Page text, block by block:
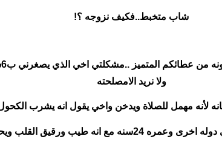
شاب متخبط..فكيف نزوجه ؟!
ولا نريد الامصلحته
لأنه مهمل للصلاة ويدخن واخي يقول انه يشرب
فهو بعيد عناولانراه الا احيانا بالاتصال فقط فهو في دوله